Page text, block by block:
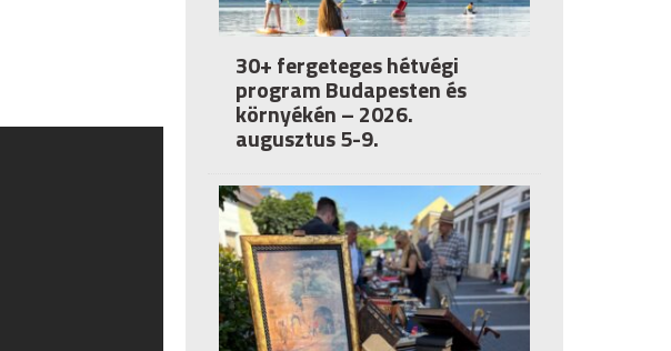
30+ fergeteges hétvégi
program Budapesten és
környékén – 2026.
augusztus 5-9.